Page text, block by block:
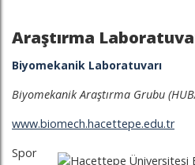
Araştırma
Biyomekanik Laboratuvarı
Biyomekanik Araştırma Grubu
www.biomech.hacettepe.edu.tr
Spor